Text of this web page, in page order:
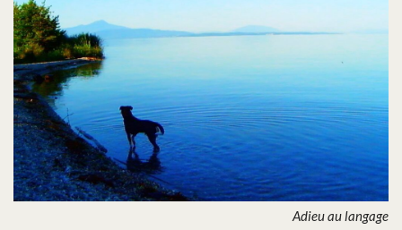
Adieu au langage